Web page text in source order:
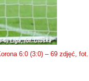
6:0 (3:0) – 69 zdjęć,